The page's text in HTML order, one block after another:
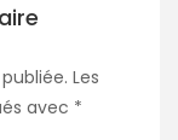
Les
avec *